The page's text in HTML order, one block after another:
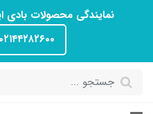
نمایندگی محصولات
۰۲۱۴۴۲۸۲۶۰۰ پیگیری سفارش